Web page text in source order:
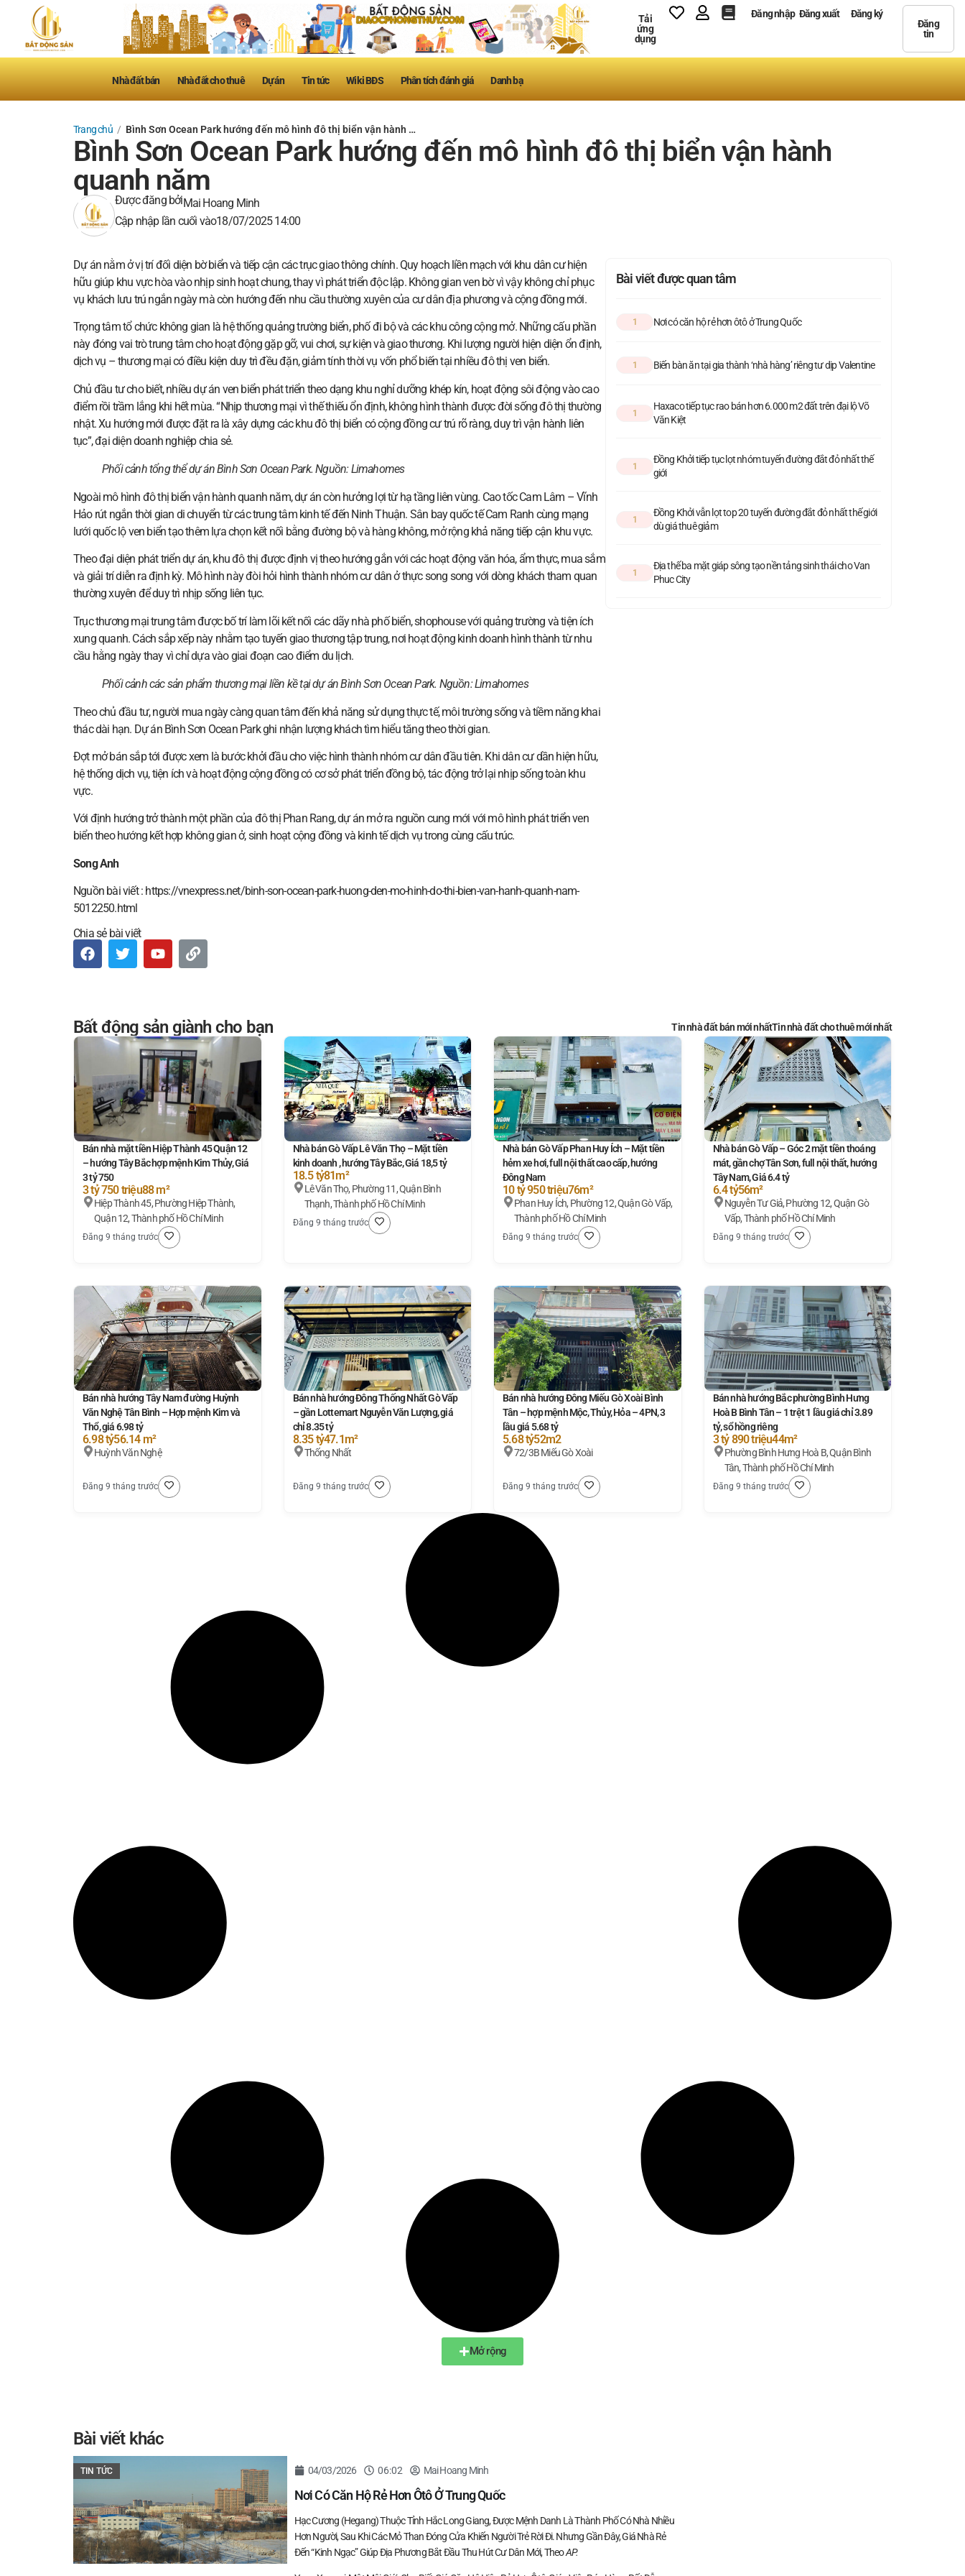
Tải
ứng
dụng
Đăng nhập Đăng xuất
Đăng ký
Đăng
tin
Nhà đất bán Nhà đất cho thuê Dự án Tin tức Wiki BĐS Phân tích đánh giá Danh bạ
Trang chủ / Bình Sơn Ocean Park hướng đến mô hình đô thị biển vận hành …
Bình Sơn Ocean Park hướng đến mô hình đô thị biển vận hành
quanh năm
Được đăng bởiMai Hoang Minh
Cập nhập lần cuối vào18/07/2025 14:00
Dự án nằm ở vị trí đối diện bờ biển và tiếp cận các trục giao thông chính. Quy hoạch liền mạch với khu dân cư hiện
hữu giúp khu vực hòa vào nhịp sinh hoạt chung, thay vì phát triển độc lập. Không gian ven bờ vì vậy không chỉ phục
vụ khách lưu trú ngắn ngày mà còn hướng đến nhu cầu thường xuyên của cư dân địa phương và cộng đồng mới.
Trọng tâm tổ chức không gian là hệ thống quảng trường biển, phố đi bộ và các khu công cộng mở. Những cấu phần
này đóng vai trò trung tâm cho hoạt động gặp gỡ, vui chơi, sự kiện và giao thương. Khi lượng người hiện diện ổn định,
dịch vụ – thương mại có điều kiện duy trì đều đặn, giảm tính thời vụ vốn phổ biến tại nhiều đô thị ven biển.
Chủ đầu tư cho biết, nhiều dự án ven biển phát triển theo dạng khu nghỉ dưỡng khép kín, hoạt động sôi động vào cao
điểm rồi trầm lắng khi hết mùa. “Nhịp thương mại vì thế thiếu ổn định, không hình thành được đời sống đô thị thường
nhật. Xu hướng mới được đặt ra là xây dựng các khu đô thị biển có cộng đồng cư trú rõ ràng, duy trì vận hành liên
tục”, đại diện doanh nghiệp chia sẻ.
Phối cảnh tổng thể dự án Bình Sơn Ocean Park. Nguồn:Limahomes
Ngoài mô hình đô thị biển vận hành quanh năm, dự án còn hưởng lợi từ hạ tầng liên vùng. Cao tốc Cam Lâm – Vĩnh
Hảo rút ngắn thời gian di chuyển từ các trung tâm kinh tế đến Ninh Thuận. Sân bay quốc tế Cam Ranh cùng mạng
lưới quốc lộ ven biển tạo thêm lựa chọn kết nối bằng đường bộ và hàng không, mở rộng khả năng tiếp cận khu vực.
Theo đại diện phát triển dự án, khu đô thị được định vị theo hướng gắn với các hoạt động văn hóa, ẩm thực, mua sắm
và giải trí diễn ra định kỳ. Mô hình này đòi hỏi hình thành nhóm cư dân ở thực song song với dòng khách tham quan
thường xuyên để duy trì nhịp sống liên tục.
Trục thương mại trung tâm được bố trí làm lõi kết nối các dãy nhà phố biển, shophouse với quảng trường và tiện ích
xung quanh. Cách sắp xếp này nhằm tạo tuyến giao thương tập trung, nơi hoạt động kinh doanh hình thành từ nhu
cầu hằng ngày thay vì chỉ dựa vào giai đoạn cao điểm du lịch.
Phối cảnh các sản phẩm thương mại liền kề tại dự án Bình Sơn Ocean Park. Nguồn:Limahomes
Theo chủ đầu tư, người mua ngày càng quan tâm đến khả năng sử dụng thực tế, môi trường sống và tiềm năng khai
thác dài hạn. Dự án Bình Sơn Ocean Park ghi nhận lượng khách tìm hiểu tăng theo thời gian.
Đợt mở bán sắp tới được xem là bước khởi đầu cho việc hình thành nhóm cư dân đầu tiên. Khi dân cư dần hiện hữu,
hệ thống dịch vụ, tiện ích và hoạt động cộng đồng có cơ sở phát triển đồng bộ, tác động trở lại nhịp sống toàn khu
vực.
Với định hướng trở thành một phần của đô thị Phan Rang, dự án mở ra nguồn cung mới với mô hình phát triển ven
biển theo hướng kết hợp không gian ở, sinh hoạt cộng đồng và kinh tế dịch vụ trong cùng cấu trúc.
Song Anh
Nguồn bài viết : https://vnexpress.net/binh-son-ocean-park-huong-den-mo-hinh-do-thi-bien-van-hanh-quanh-nam-
5012250.html
Chia sẻ bài viết
Bài viết được quan tâm
1 Nơi có căn hộ rẻ hơn ôtô ở Trung Quốc
1 Biến bàn ăn tại gia thành ‘nhà hàng’ riêng tư dịp Valentine
1
Haxaco tiếp tục rao bán hơn 6.000 m2 đất trên đại lộ Võ
Văn Kiệt
1
Đồng Khởi tiếp tục lọt nhóm tuyến đường đắt đỏ nhất thế
giới
1
Đồng Khởi vẫn lọt top 20 tuyến đường đắt đỏ nhất thế giới
dù giá thuê giảm
1
Địa thế ba mặt giáp sông tạo nền tảng sinh thái cho Van
Phuc City
Bất động sản giành cho bạn Tin nhà đất bán mới nhấtTin nhà đất cho thuê mới nhất
Bán nhà mặt tiền Hiệp Thành 45 Quận 12
– hướng Tây Bắc hợp mệnh Kim Thủy, Giá
3 tỷ 750
3 tỷ 750 triệu88 m²
Hiệp Thành 45, Phường Hiệp Thành,
Quận 12, Thành phố Hồ Chí Minh
Đăng 9 tháng trước
Nhà bán Gò Vấp Lê Văn Thọ – Mặt tiền
kinh doanh , hướng Tây Bắc, Giá 18,5 tỷ
18.5 tỷ81m²
Lê Văn Thọ, Phường 11, Quận Bình
Thạnh, Thành phố Hồ Chí Minh
Đăng 9 tháng trước
Nhà bán Gò Vấp Phan Huy Ích – Mặt tiền
hẻm xe hơi, full nội thất cao cấp, hướng
Đông Nam
10 tỷ 950 triệu76m²
Phan Huy Ích, Phường 12, Quận Gò Vấp,
Thành phố Hồ Chí Minh
Đăng 9 tháng trước
Nhà bán Gò Vấp – Góc 2 mặt tiền thoáng
mát, gần chợ Tân Sơn, full nội thất, hướng
Tây Nam, Giá 6.4 tỷ
6.4 tỷ56m²
Nguyễn Tư Giả, Phường 12, Quận Gò
Vấp, Thành phố Hồ Chí Minh
Đăng 9 tháng trước
Bán nhà hướng Tây Nam đường Huỳnh
Văn Nghệ Tân Bình – Hợp mệnh Kim và
Thổ, giá 6.98 tỷ
6.98 tỷ56.14 m²
Huỳnh Văn Nghệ
Đăng 9 tháng trước
Bán nhà hướng Đông Thống Nhất Gò Vấp
– gần Lottemart Nguyễn Văn Lượng, giá
chỉ 8.35 tỷ
8.35 tỷ47.1m²
Thống Nhất
Đăng 9 tháng trước
Bán nhà hướng Đông Miếu Gò Xoài Bình
Tân – hợp mệnh Mộc, Thủy, Hỏa – 4PN, 3
lầu giá 5.68 tỷ
5.68 tỷ52m2
72/3B Miếu Gò Xoài
Đăng 9 tháng trước
Bán nhà hướng Bắc phường Bình Hưng
Hoà B Bình Tân – 1 trệt 1 lầu giá chỉ 3.89
tỷ, sổ hồng riêng
3 tỷ 890 triệu44m²
Phường Bình Hưng Hoà B, Quận Bình
Tân, Thành phố Hồ Chí Minh
Đăng 9 tháng trước
Mở rộng
Bài viết khác
TIN TỨC 04/03/2026 06:02 Mai Hoang Minh
Nơi Có Căn Hộ Rẻ Hơn Ôtô Ở Trung Quốc
Hạc Cương (Hegang) Thuộc Tỉnh Hắc Long Giang, Được Mệnh Danh Là Thành Phố Có Nhà Nhiều
Hơn Người, Sau Khi Các Mỏ Than Đóng Cửa Khiến Người Trẻ Rời Đi. Nhưng Gần Đây, Giá Nhà Rẻ
Đến “kinh Ngạc” Giúp Địa Phương Bắt Đầu Thu Hút Cư Dân Mới, TheoAP.